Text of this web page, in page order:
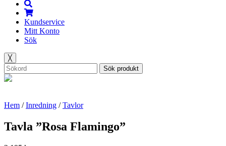
Kundservice
Mitt Konto
Sök
╳
Sök produkt
Hem /Inredning /Tavlor
Tavla ”Rosa Flamingo”